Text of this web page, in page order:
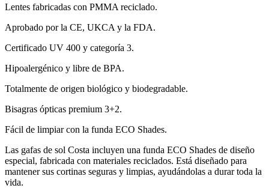
Lentes fabricadas con PMMA reciclado.
Aprobado por la CE, UKCA y la FDA.
Certificado UV 400 y categoría 3.
Hipoalergénico y libre de BPA.
Totalmente de origen biológico y biodegradable.
Bisagras ópticas premium 3+2.
Fácil de limpiar con la funda ECO Shades.
Las gafas de sol Costa incluyen una funda ECO Shades de diseño
especial, fabricada con materiales reciclados. Está diseñado para
mantener sus cortinas seguras y limpias, ayudándolas a durar toda la
vida.